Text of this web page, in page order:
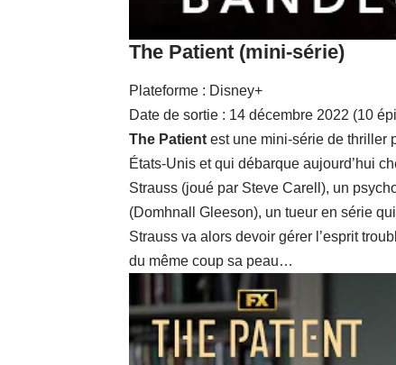
The Patient (mini-série)
Plateforme : Disney+
Date de sortie : 14 décembre 2022 (10
The Patient est une mini-série de thriller
États-Unis et qui débarque aujourd’hui
Strauss (joué par Steve Carell), un
(Domhnall Gleeson), un tueur en série
Strauss va alors devoir gérer l’esprit
du même coup sa peau…